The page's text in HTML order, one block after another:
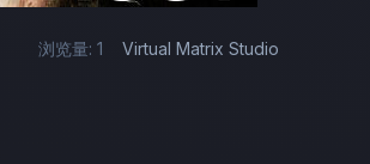
浏览量: 1 Virtual Matrix Studio